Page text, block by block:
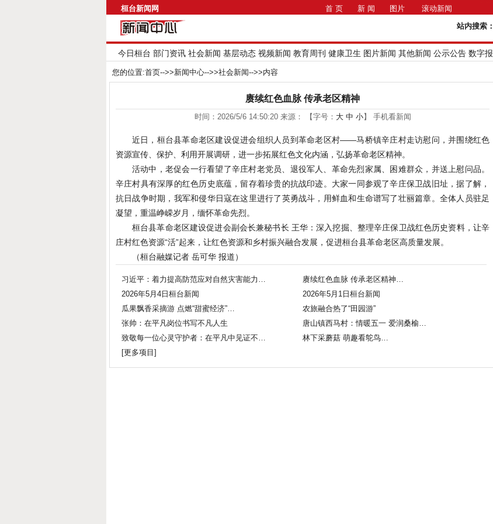
桓台新闻网 首 页 新 闻 图片
滚动新闻
站内搜索：
今日桓台 部门资讯 社会新闻 基层动态 视频新闻 教育周刊 健康卫生 图片新闻 其他新闻 公示公告 数字报
您的位置:首页-->>新闻中心-->>社会新闻-->>内容
赓续红色血脉 传承老区精神
时间：2026/5/6 14:50:20 来源： 【字号： 大 中 小】 手机看新闻
近日，桓台县革命老区建设促进会组织人员到革命老区村——马桥镇辛庄村走访慰问，并围绕红色
资源宣传、保护、利用开展调研，进一步拓展红色文化内涵，弘扬革命老区精神。
活动中，老促会一行看望了辛庄村老党员、退役军人、革命先烈家属、困难群众，并送上慰问品。
辛庄村具有深厚的红色历史底蕴，留存着珍贵的抗战印迹。大家一同参观了辛庄保卫战旧址，据了解，
抗日战争时期，我军和侵华日寇在这里进行了英勇战斗，用鲜血和生命谱写了壮丽篇章。全体人员驻足
凝望，重温峥嵘岁月，缅怀革命先烈。
桓台县革命老区建设促进会副会长兼秘书长 王华：深入挖掘、整理辛庄保卫战红色历史资料，让辛
庄村红色资源“活”起来，让红色资源和乡村振兴融合发展，促进桓台县革命老区高质量发展。
（桓台融媒记者 岳可华 报道）
习近平：着力提高防范应对自然灾害能力…
赓续红色血脉 传承老区精神…
2026年5月4日桓台新闻
2026年5月1日桓台新闻
瓜果飘香采摘游 点燃“甜蜜经济”…
农旅融合热了“田园游”
张帅：在平凡岗位书写不凡人生
唐山镇西马村：情暖五一 爱润桑榆…
致敬每一位心灵守护者：在平凡中见证不…
林下采蘑菇 萌趣看鸵鸟…
[更多项目 ]